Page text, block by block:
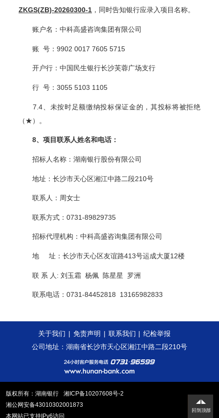
ZKGS(ZB)-20260300-1 ，同时告知银行应录入项目名称。
账户名：中科高盛咨询集团有限公司
账 号：9902 0017 7605 5715
开户行：中国民生银行长沙芙蓉广场支行
行 号：3055 5103 1105
7.4 、未按时足额缴纳投标保证金的，其投标将被拒绝
（★）。
8、项目联系人姓名和电话：
招标人名称：湖南银行股份有限公司
地址：长沙市天心区湘江中路二段210号
联系人：周女士
联系方式：0731-89829735
招标代理机构：中科高盛咨询集团有限公司
地 址：长沙市天心区友谊路413号运成大厦12楼
联 系 人: 刘玉霜 杨佩 陈星星 罗洲
联系电话：0731-84452818 13165982833
关于我们 | 免责声明 | 联系我们 | 纪检举报
公司地址：湖南省长沙市天心区湘江中路二段210号
版权所有：湖南银行
湘ICP备10207608号-2
湘公网安备43010302001873
本网站已支持IPv6访问